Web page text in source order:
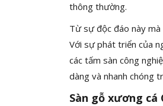
thông thường.
Từ sự độc đáo này mà
Với sự phát triển của
các tấm sàn công
dàng và nhanh chóng
Sàn gỗ xương cá